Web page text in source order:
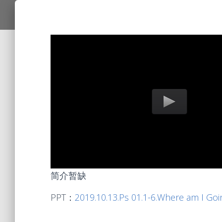
简介暂缺
PPT： 2019.10.13.Ps 01.1-6.Where am I